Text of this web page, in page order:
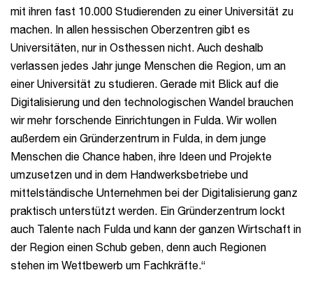
mit ihren fast 10.000 Studierenden zu einer Universität zu
machen. In allen hessischen Oberzentren gibt es
Universitäten, nur in Osthessen nicht. Auch deshalb
verlassen jedes Jahr junge Menschen die Region, um an
einer Universität zu studieren. Gerade mit Blick auf die
Digitalisierung und den technologischen Wandel brauchen
wir mehr forschende Einrichtungen in Fulda. Wir wollen
außerdem ein Gründerzentrum in Fulda, in dem junge
Menschen die Chance haben, ihre Ideen und Projekte
umzusetzen und in dem Handwerksbetriebe und
mittelständische Unternehmen bei der Digitalisierung ganz
praktisch unterstützt werden. Ein Gründerzentrum lockt
auch Talente nach Fulda und kann der ganzen Wirtschaft in
der Region einen Schub geben, denn auch Regionen
stehen im Wettbewerb um Fachkräfte.“